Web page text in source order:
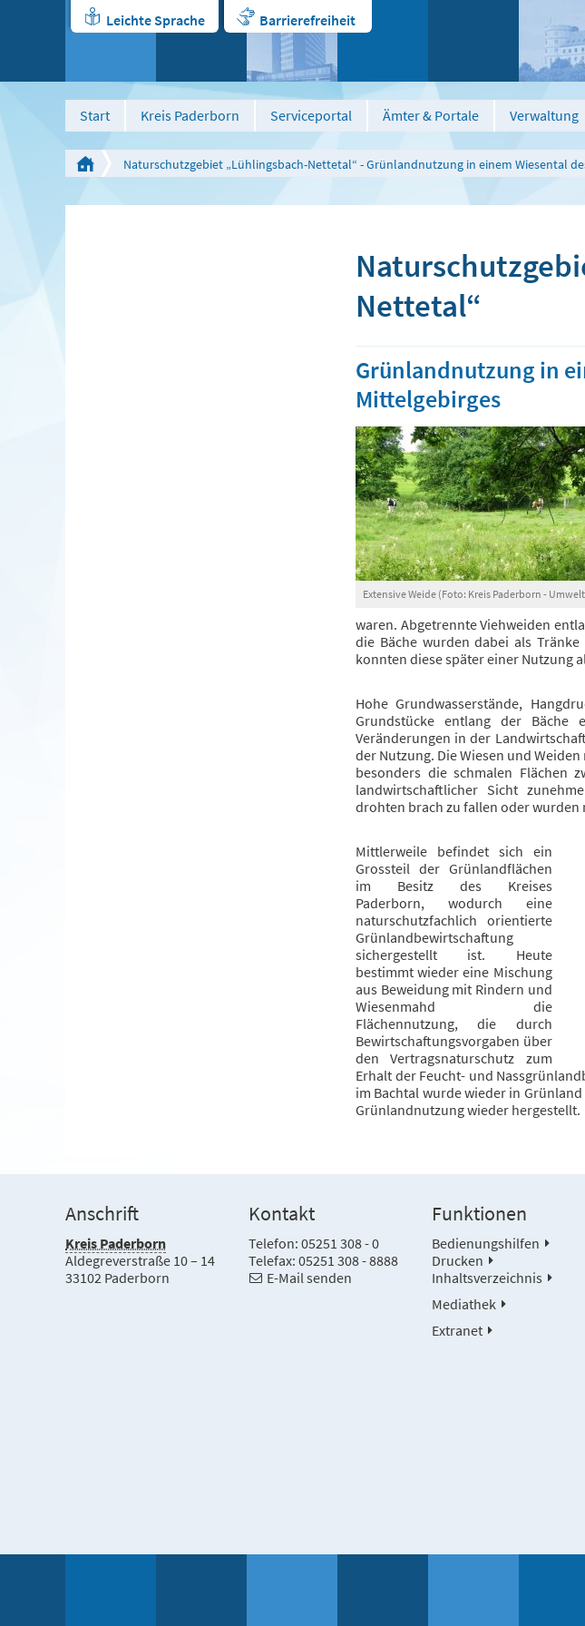
Leichte Sprache Barrierefreiheit
Start Kreis Paderborn Serviceportal Ämter & Portale Verwaltung
Naturschutzgebiet „Lühlingsbach-Nettetal“ - Grünlandnutzung in einem Wiesental
Nettetal“
Grünlandnutzung in
Mittelgebirges
Extensive Weide (Foto: Kreis Paderborn -
waren. Abgetrennte Viehweiden
die Bäche wurden dabei als
konnten diese später einer Nutzung
Hohe Grundwasserstände,
Grundstücke entlang der Bäche
Veränderungen in der
der Nutzung. Die Wiesen und
besonders die schmalen Flächen
landwirtschaftlicher Sicht
drohten brach zu fallen oder
Mittlerweile befindet sich ein
Grossteil der Grünlandflächen
im Besitz des Kreises
Paderborn, wodurch eine
naturschutzfachlich orientierte
Grünlandbewirtschaftung
sichergestellt ist. Heute
bestimmt wieder eine Mischung
aus Beweidung mit Rindern und
Wiesenmahd die
Flächennutzung, die durch
Bewirtschaftungsvorgaben über
den Vertragsnaturschutz zum
Erhalt der Feucht- und
im Bachtal wurde wieder in
Grünlandnutzung wieder hergestellt.
Anschrift
Kreis Paderborn
Aldegreverstraße 10 – 14
33102 Paderborn
Kontakt
Telefon: 05251 308 - 0
Telefax: 05251 308 - 8888
E-Mail senden
Funktionen
Bedienungshilfen
Drucken
Inhaltsverzeichnis
Mediathek
Extranet